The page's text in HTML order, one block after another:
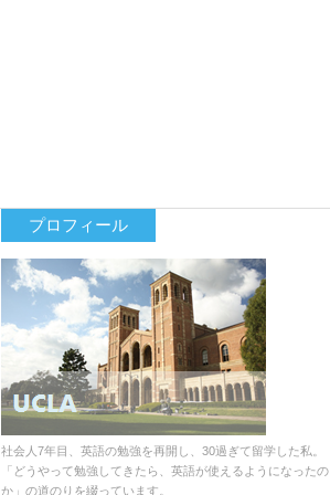
プロフィール
社会人7年目、英語の勉強を再開し、30過ぎて留学した私。
「どうやって勉強してきたら、英語が使えるようになったの
か」の道のりを綴っています。